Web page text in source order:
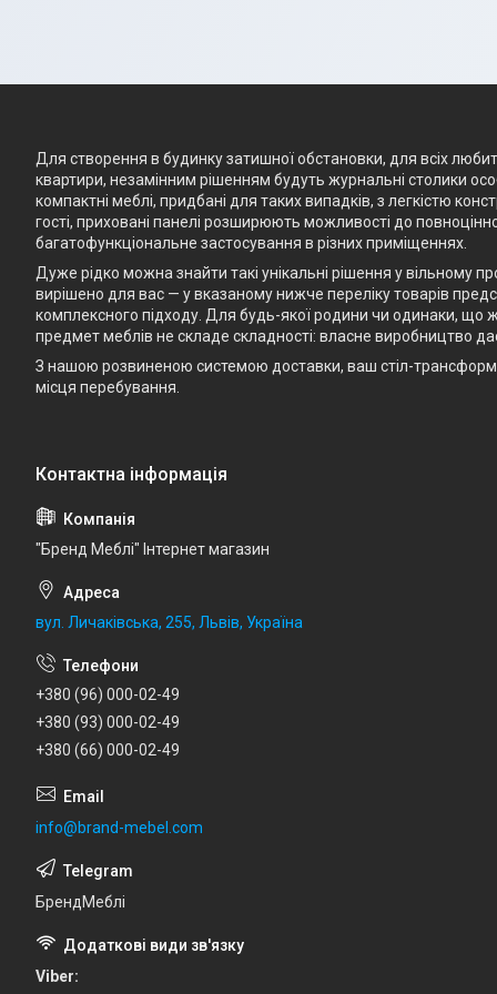
Для створення в будинку затишної обстановки, для всіх
квартири, незамінним рішенням будуть журнальні столики
компактні меблі, придбані для таких випадків, з легкістю
гості, приховані панелі розширюють можливості до
багатофункціональне застосування в різних приміщеннях.
Дуже рідко можна знайти такі унікальні рішення у вільному
вирішено для вас — у вказаному нижче переліку товарів
комплексного підходу. Для будь-якої родини чи одинаки, що
предмет меблів не складе складності: власне виробництво
З нашою розвиненою системою доставки, ваш стіл-
місця перебування.
"Бренд Меблі" Інтернет магазин
вул. Личаківська, 255, Львів, Україна
+380 (96) 000-02-49
+380 (93) 000-02-49
+380 (66) 000-02-49
info@brand-mebel.com
БрендМеблі
Viber